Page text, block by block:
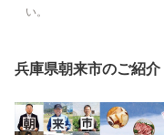
い。
兵庫県朝来市のご紹介